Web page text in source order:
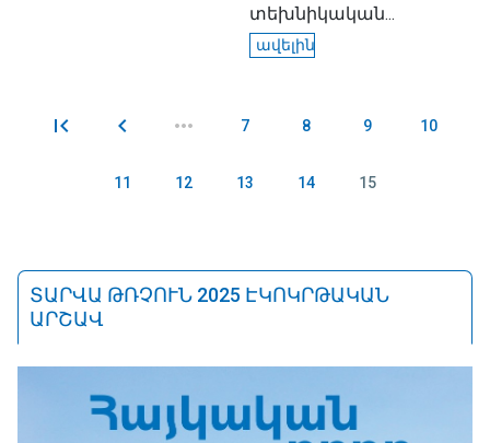
տեխնիկական...
ավելին
Էջեր 7 8 9 10
11 12 13 14 15
ՏԱՐՎԱ ԹՌՉՈՒՆ 2025 ԷԿՈԿՐԹԱԿԱՆ
ԱՐՇԱՎ